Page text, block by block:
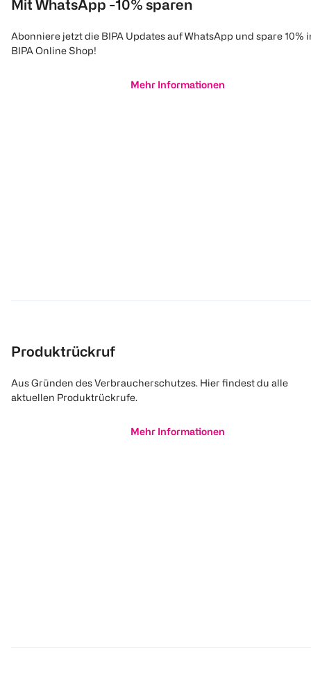
Mit WhatsApp -10% sparen
Abonniere jetzt die BIPA Updates auf WhatsApp und spare 10%
BIPA Online Shop!
Mehr Informationen
Produktrückruf
Aus Gründen des Verbraucherschutzes. Hier findest du alle
aktuellen Produktrückrufe.
Mehr Informationen